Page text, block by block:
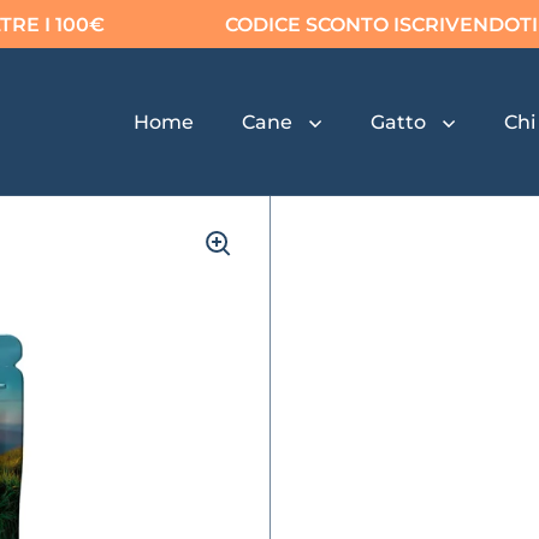
I 100€ CODICE SCONTO ISCRIVENDOTI . -
Home Cane Gatto